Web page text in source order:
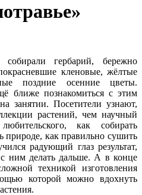
гербарий, бережно
кленовые, жёлтые
поздние осенние цветы.
ближе познакомиться с этим
занятии. Посетители узнают,
растений, чем научный
как собирать
природе, как правильно сушить
радующий глаз результат,
ним делать дальше. А в конце
техникой изготовления
которой можно вдохнуть